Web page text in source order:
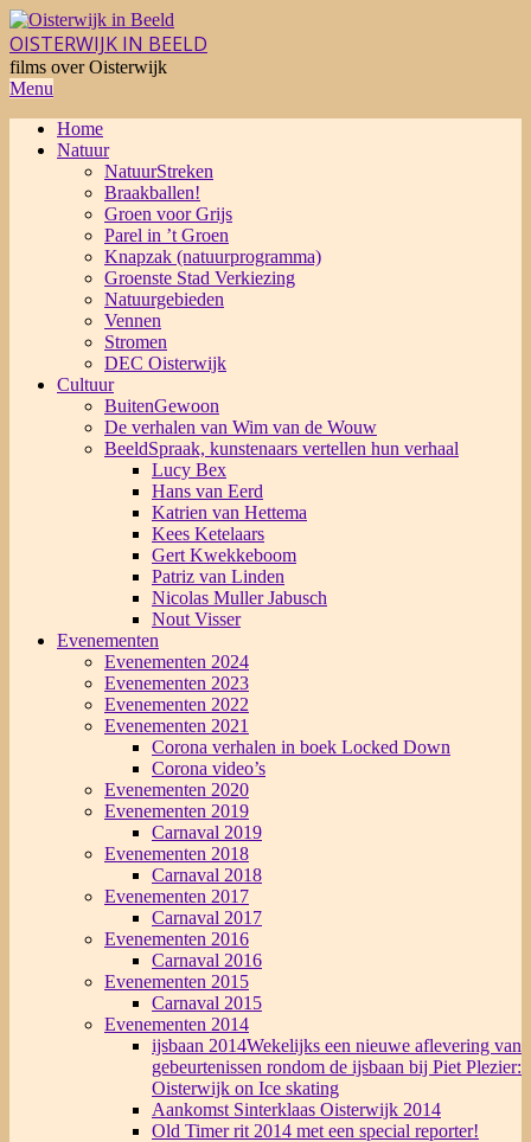
Skip
to
content
OISTERWIJK IN BEELD
films over Oisterwijk
Primary
Menu
Menu
Home
Natuur
NatuurStreken
Braakballen!
Groen voor Grijs
Parel in ’t Groen
Knapzak (natuurprogramma)
Groenste Stad Verkiezing
Natuurgebieden
Vennen
Stromen
DEC Oisterwijk
Cultuur
BuitenGewoon
De verhalen van Wim van de Wouw
BeeldSpraak, kunstenaars vertellen hun verhaal
Lucy Bex
Hans van Eerd
Katrien van Hettema
Kees Ketelaars
Gert Kwekkeboom
Patriz van Linden
Nicolas Muller Jabusch
Nout Visser
Evenementen
Evenementen 2024
Evenementen 2023
Evenementen 2022
Evenementen 2021
Corona verhalen in boek Locked Down
Corona video’s
Evenementen 2020
Evenementen 2019
Carnaval 2019
Evenementen 2018
Carnaval 2018
Evenementen 2017
Carnaval 2017
Evenementen 2016
Carnaval 2016
Evenementen 2015
Carnaval 2015
Evenementen 2014
ijsbaan 2014Wekelijks een nieuwe aflevering van
gebeurtenissen rondom de ijsbaan bij Piet Plezier:
Oisterwijk on Ice skating
Aankomst Sinterklaas Oisterwijk 2014
Old Timer rit 2014 met een special reporter!